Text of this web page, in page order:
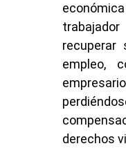
empleo,
derechos